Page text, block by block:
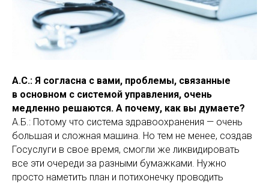
А.С.: Я согласна с вами, проблемы, связанные
в основном с системой управления, очень
медленно решаются. А почему, как вы думаете?
А.Б.: Потому что система здравоохранения — очень
большая и сложная машина. Но тем не менее, создав
Госуслуги в свое время, смогли же ликвидировать
все эти очереди за разными бумажками. Нужно
просто наметить план и потихонечку проводить